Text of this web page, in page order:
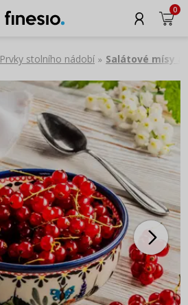
0
Prvky stolního nádobí » Salátové mísy a